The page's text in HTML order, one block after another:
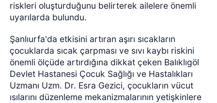
riskleri oluşturduğunu belirterek ailelere önemli
uyarılarda bulundu.
Şanlıurfa'da etkisini artıran aşırı sıcakların
çocuklarda sıcak çarpması ve sıvı kaybı riskini
önemli ölçüde artırdığına dikkat çeken Balıklıgöl
Devlet Hastanesi Çocuk Sağlığı ve Hastalıkları
Uzmanı Uzm. Dr. Esra Gezici, çocukların vücut
ısılarını düzenleme mekanizmalarının yetişkinlere